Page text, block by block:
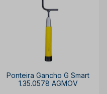
Ponteira Gancho G Smart
1.35.0578 AGMOV